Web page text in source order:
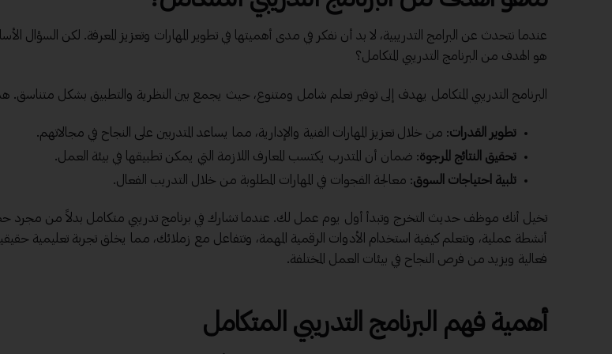
عندما نتحدث عن البرامج التدريبية، لا بد أن نفكر في مدى أهميتها في تطوير المهارات وتعزيز المعرفة. لكن السؤال
هو الهدف من البرنامج التدريبي المتكامل؟
البرنامج التدريبي المتكامل يهدف إلى توفير تعلم شامل ومتنوع، حيث يجمع بين النظرية والتطبيق بشكل متناسق.
تطوير القدرات: من خلال تعزيز المهارات الفنية والإدارية، مما يساعد المتدربين على النجاح في مجالاتهم.
تحقيق النتائج المرجوة: ضمان أن المتدرب يكتسب المعارف اللازمة التي يمكن تطبيقها في بيئة العمل.
تلبية احتياجات السوق: معالجة الفجوات في المهارات المطلوبة من خلال التدريب الفعال.
تخيل أنك موظف حديث التخرج وتبدأ أول يوم عمل لك. عندما تشارك في برنامج تدريبي متكامل بدلاً من مجرد
أنشطة عملية، وتتعلم كيفية استخدام الأدوات الرقمية المهمة، وتتفاعل مع زملائك، مما يخلق تجربة تعليمية
فعالية ويزيد من فرص النجاح في بيئات العمل المختلفة.
أهمية فهم البرنامج التدريبي المتكامل